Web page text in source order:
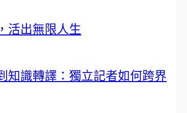
活出無限人生
知識轉譯：獨立記者如何跨界